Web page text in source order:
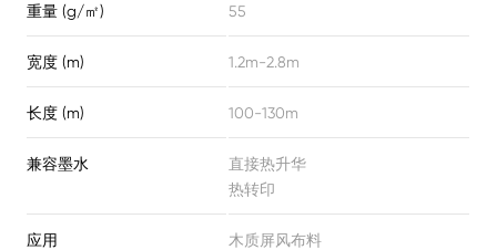
重量 (g/㎡) 55
宽度 (m) 1.2m-2.8m
长度 (m) 100-130m
兼容墨水
直接热升华
热转印
应用
木质屏风布料